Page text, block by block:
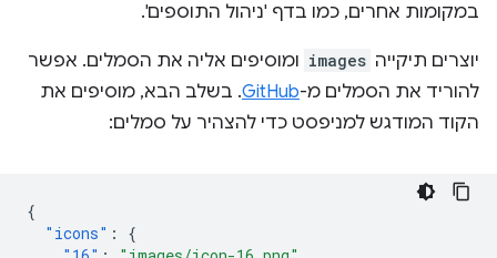
במקומות אחרים, כמו בדף 'ניהול התוספים'.
יוצרים תיקייה images ומוסיפים אליה את הסמלים. אפשר
להוריד את הסמלים מ-GitHub. בשלב הבא, מוסיפים את
הקוד המודגש למניפסט כדי להצהיר על סמלים:
{
"icons" :
{